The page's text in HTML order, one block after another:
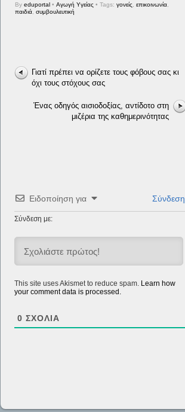
Byeduportal • Αγωγή Υγείας • Tags:γονείς ,επικοινωνία
παιδιά ,συμβουλευτική
Γιατί πρέπει να ορίζετε τους φόβους σας κι
όχι τους στόχους σας
Ένας οδηγός αισιοδοξίας, αντίδοτο στη
μιζέρια της καθημερινότητας
Ειδοποίηση για Σύνδεση
Σύνδεση με:
This site uses Akismet to reduce spam. Learn how
your comment data is processed.
0 ΣΧΌΛΙΑ